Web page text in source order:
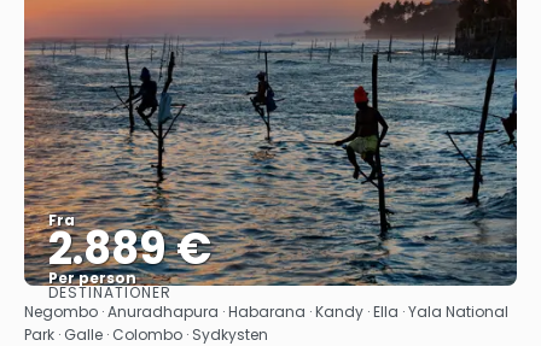
Fra
2.889 €
Per person
Se
DESTINATIONER
Negombo · Anuradhapura · Habarana · Kandy · Ella · Yala National
Park · Galle · Colombo · Sydkysten